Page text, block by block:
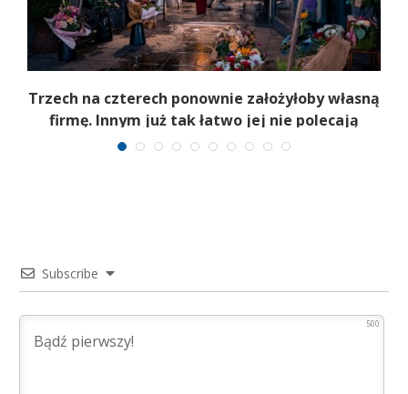
Trzech na czterech ponownie założyłoby własną
firmę. Innym już tak łatwo jej nie polecają
Subscribe
500